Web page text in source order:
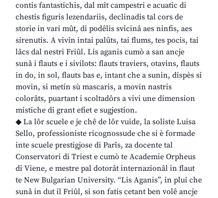
contis fantastichis, dal mît campestri e acuatic di
chestis figuris lezendariis, declinadis tal cors de
storie in vari mût, di podêlis svicinâ aes ninfis, aes
sirenutis. A vivin intai palûts, tai flums, tes pocis, tai
lâcs dal nestri Friûl. Lis aganis cumò a san ancje
sunâ i flauts e i sivilots: flauts traviers, otavins, flauts
in do, in sol, flauts bas e, intant che a sunin, dispès si
movin, si metin sù mascaris, a movin nastris
colorâts, puartant i scoltadôrs a vivi une dimension
mistiche di grant efiet e sugjestion.
◆ La lôr scuele e je chê de lôr vuide, la soliste Luisa
Sello, professioniste ricognossude che si è formade
inte scuele prestigjose di Parîs, za docente tal
Conservatori di Triest e cumò te Academie Orpheus
di Viene, e mestre pal dotorât internazionâl in flaut
te New Bulgarian University. “Lis Aganis”, in plui che
sunâ in dut il Friûl, si son fatis cetant ben volê ancje